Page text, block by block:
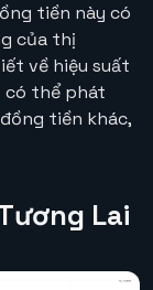
tiền này có
của thị
về hiệu suất
có thể phát
tiền khác,
Lai